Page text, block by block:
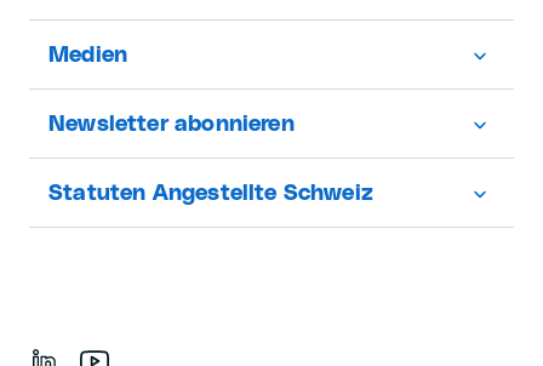
Medien
Newsletter abonnieren
Statuten Angestellte Schweiz